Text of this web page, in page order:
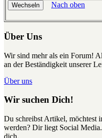
Nach oben
Über Uns
Wir sind mehr als ein Forum!
an der Beständigkeit unserer
Über uns
Wir suchen Dich!
Du schreibst Artikel, möchtest
werden? Dir liegt Social